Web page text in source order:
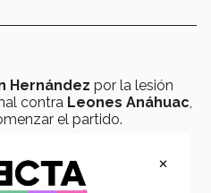
Hernández por la lesión
contra Leones Anáhuac,
el partido.
somos una unidad,
tengamos una oportunidad
parte del partido, pero
×